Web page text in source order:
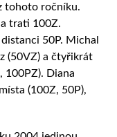
tohoto ročníku.
trati 100Z.
50P. Michal
(50VZ) a čtyřikrát
100PZ). Diana
(100Z, 50P),